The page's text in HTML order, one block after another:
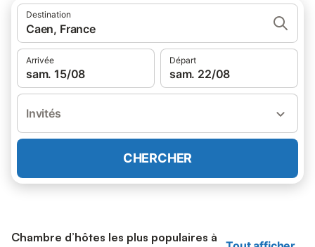
Destination
Caen, France
Arrivée
sam. 15/08
Départ
sam. 22/08
Invités
CHERCHER
Chambre d’hôtes les plus populaires à